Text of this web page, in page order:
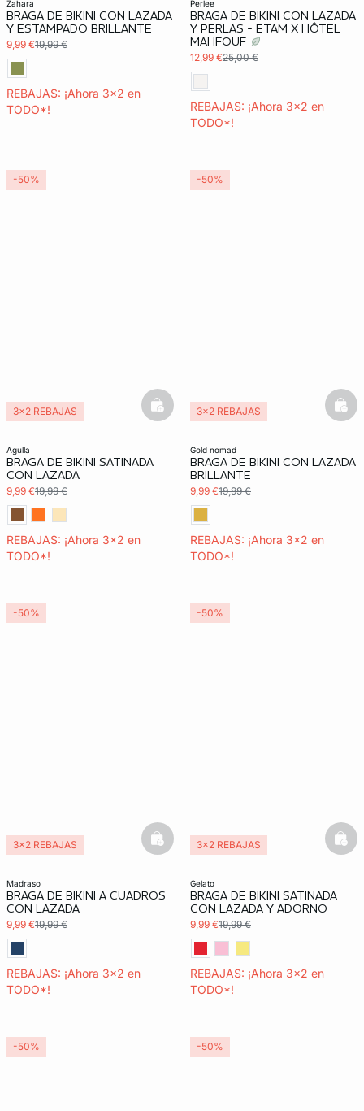
zahara
BRAGA DE BIKINI CON LAZADA
Y ESTAMPADO BRILLANTE
9,99 €19,99 €
REBAJAS: ¡Ahora 3x2 en
TODO*!
perlee
BRAGA DE BIKINI CON LAZADA
Y PERLAS - ETAM X HÔTEL
MAHFOUF
12,99 €25,00 €
REBAJAS: ¡Ahora 3x2 en
TODO*!
agulla
BRAGA DE BIKINI SATINADA
CON LAZADA
9,99 €19,99 €
REBAJAS: ¡Ahora 3x2 en
TODO*!
3x2 REBAJAS basketfull
-50%
gold nomad
BRAGA DE BIKINI CON LAZADA
BRILLANTE
9,99 €19,99 €
REBAJAS: ¡Ahora 3x2 en
TODO*!
3x2 REBAJAS
-50%
madraso
BRAGA DE BIKINI A CUADROS
CON LAZADA
9,99 €19,99 €
REBAJAS: ¡Ahora 3x2 en
TODO*!
3x2 REBAJAS basketfull
-50%
gelato
BRAGA DE BIKINI SATINADA
CON LAZADA Y ADORNO
9,99 €19,99 €
REBAJAS: ¡Ahora 3x2 en
TODO*!
3x2 REBAJAS
-50%
-50% -50%